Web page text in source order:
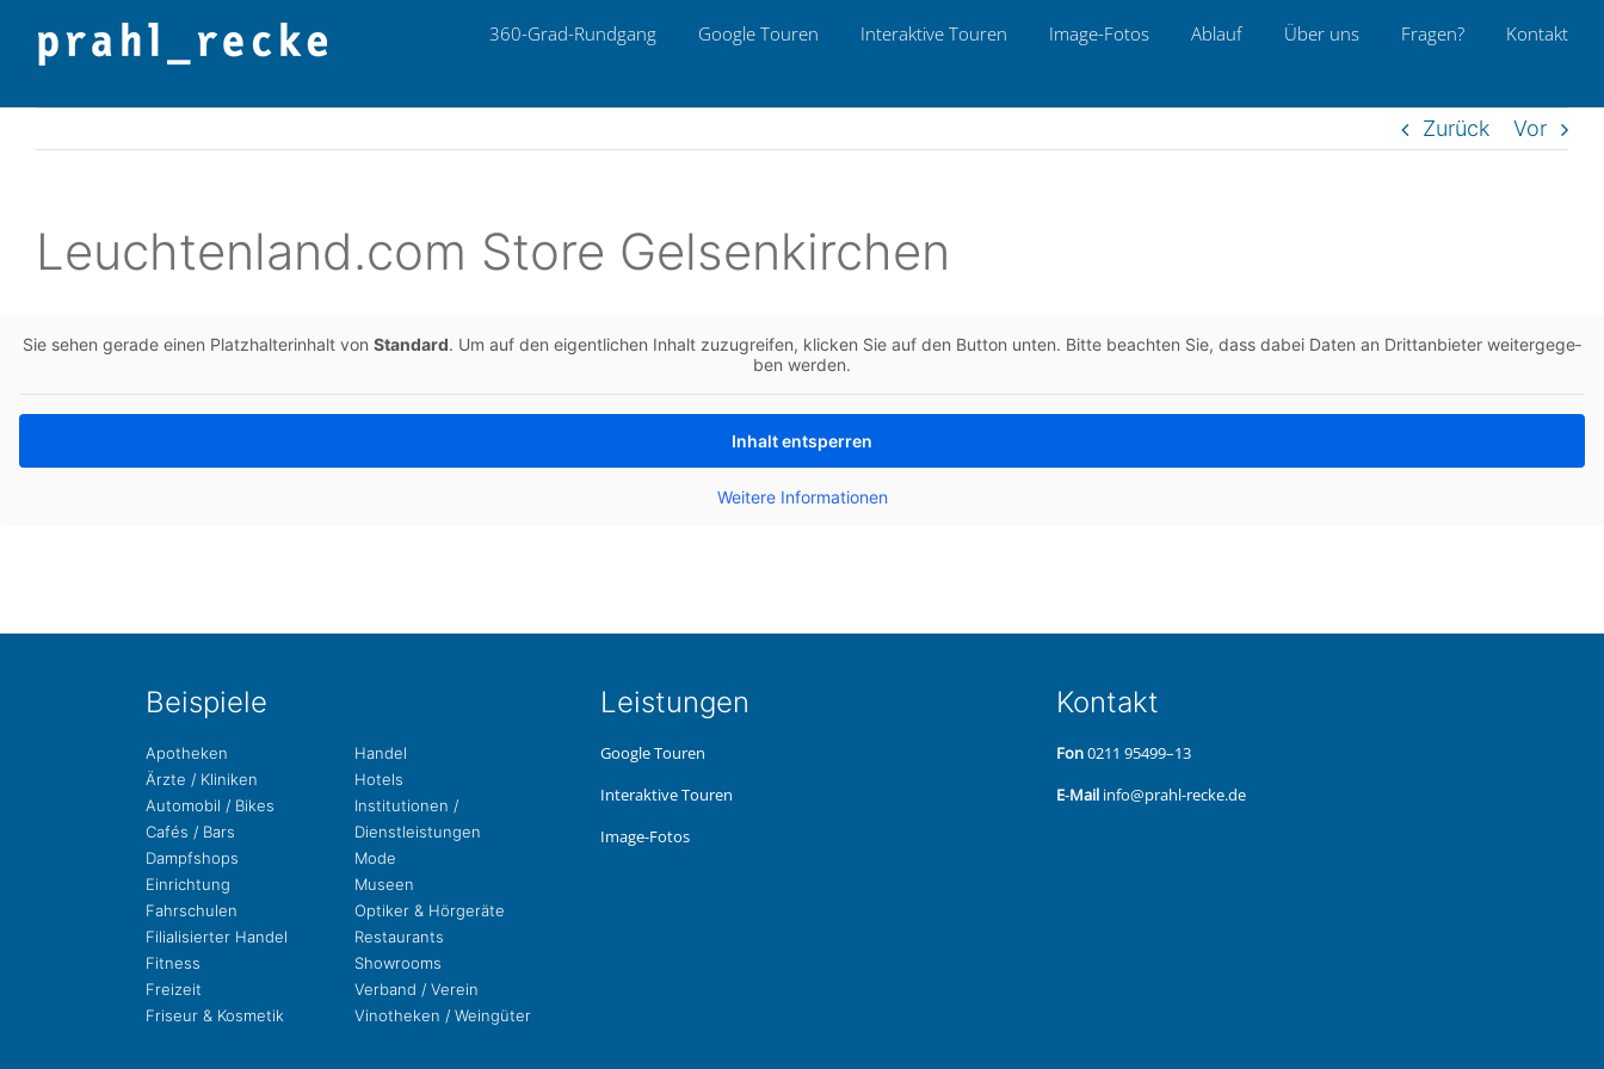
Inhalt
360-Grad-Rund­gang Google Touren Inter­ak­ti­ve Touren Image-Fotos Ablauf Über uns Fragen? Kon­takt
Zurück Vor
Leuchtenland.com Store Gelsenkirchen
Sie sehen gerade einen Platz­hal­ter­in­halt von Stan­dard. Um auf den eigent­li­chen Inhalt zuzu­grei­fen, kli­cken Sie auf den Button unten. Bitte beach­ten Sie, dass dabei Daten an Dritt­an­bie­ter wei­ter­ge­ge­
ben werden.
Inhalt ent­sper­ren
Wei­te­re Infor­ma­tio­nen
Bei­spie­le
Apo­the­ken
Ärzte / Kliniken
Auto­mo­bil / Bikes
Cafés / Bars
Dampf­shops
Ein­rich­tung
Fahr­schu­len
Filia­li­sier­ter Handel
Fit­ness
Freizeit
Fri­seur & Kosmetik
Handel
Hotels
Insti­tu­tio­nen /
Dienstleistungen
Mode
Museen
Opti­ker & Hörgeräte
Restau­rants
Show­rooms
Ver­band / Verein
Vino­the­ken / Weingüter
Leis­tun­gen
Google Touren
Inter­ak­ti­ve Touren
Image-Fotos
Kon­takt
Fon0211 95499–13
E‑Mail info@prahl-recke.de